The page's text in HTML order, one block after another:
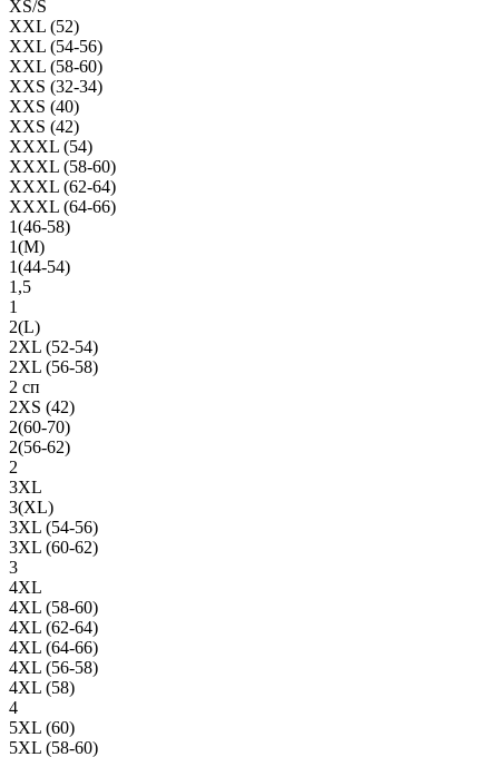
XS/S
XXL (52)
XXL (54-56)
XXL (58-60)
XXS (32-34)
XXS (40)
XXS (42)
XXXL (54)
XXXL (58-60)
XXXL (62-64)
XXXL (64-66)
1(46-58)
1(М)
1(44-54)
1,5
1
2(L)
2XL (52-54)
2XL (56-58)
2 сп
2XS (42)
2(60-70)
2(56-62)
2
3XL
3(XL)
3XL (54-56)
3XL (60-62)
3
4XL
4XL (58-60)
4XL (62-64)
4XL (64-66)
4XL (56-58)
4XL (58)
4
5XL (60)
5XL (58-60)